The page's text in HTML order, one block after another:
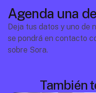
Agenda una
Deja tus datos y uno de
se pondrá en contacto
sobre Sora.
También